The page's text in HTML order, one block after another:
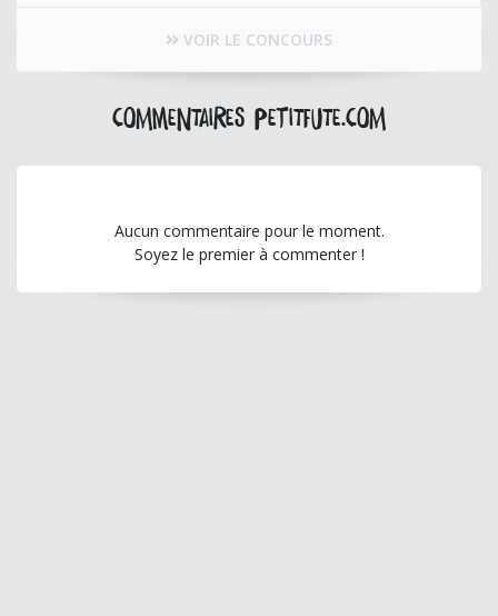
VOIR LE CONCOURS
Commentaires petitfute.com
Aucun commentaire pour le moment.
Soyez le premier à commenter !